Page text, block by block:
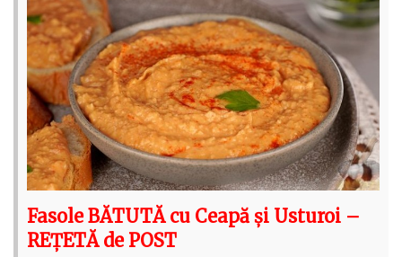
Fasole BĂTUTĂ cu Ceapă și Usturoi –
REȚETĂ de POST